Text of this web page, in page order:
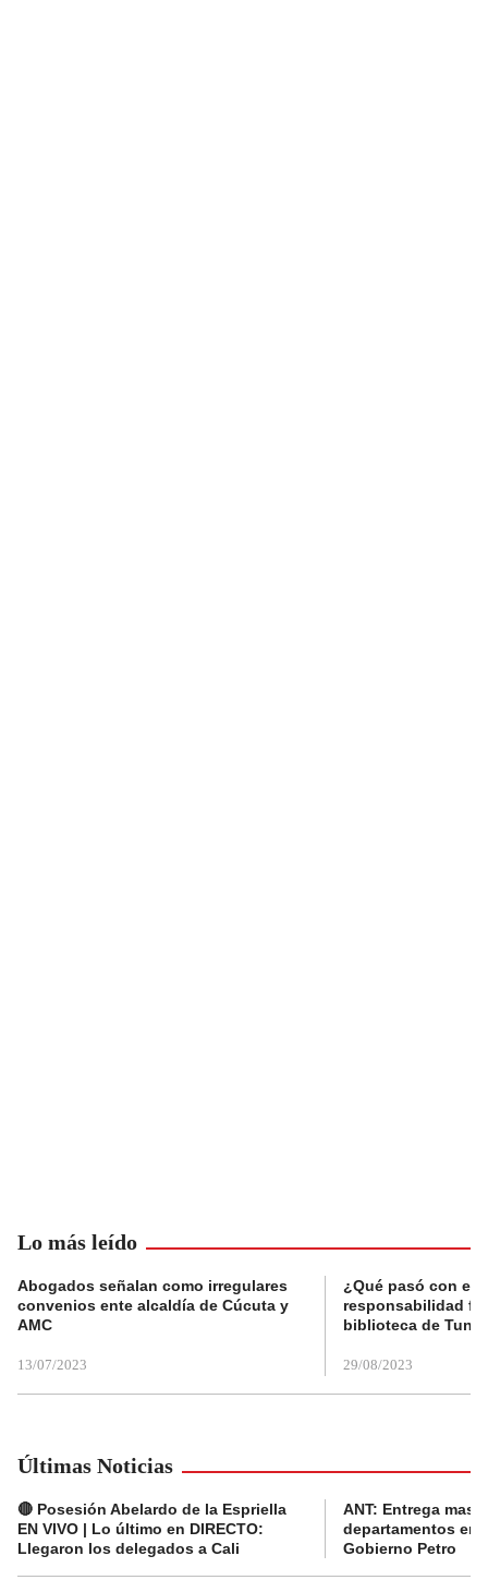
Lo más leído
Abogados señalan como irregulares
convenios ente alcaldía de Cúcuta y
AMC
13/07/2023
¿Qué pasó con el
responsabilidad
biblioteca de
29/08/2023
Últimas Noticias
🔴 Posesión Abelardo de la Espriella
EN VIVO | Lo último en DIRECTO:
Llegaron los delegados a Cali
ANT: Entrega
departamentos en
Gobierno Petro